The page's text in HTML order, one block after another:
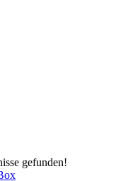
gefunden!